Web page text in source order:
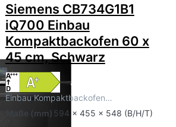
Siemens CB734G1B1
iQ700 Einbau
Kompaktbackofen 60 x
45 cm, Schwarz
Einbau Kompaktbackofen…
Maße (mm) 594 x 455 x 548 (B/H/T)